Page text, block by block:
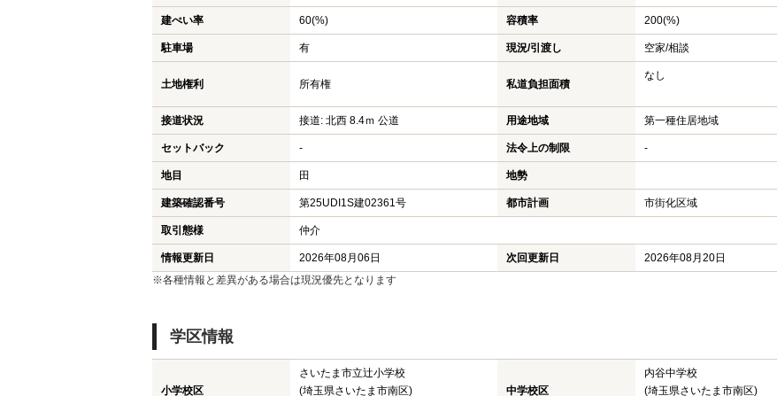
建ぺい率 60(%) 容積率 200(%)
駐車場 有 現況/引渡し 空家/相談
土地権利 所有権 私道負担面積
なし
接道状況 接道: 北西 8.4ｍ 公道 用途地域 第一種住居地域
セットバック - 法令上の制限 -
地目 田 地勢
建築確認番号 第25UDI1S建02361号 都市計画 市街化区域
取引態様 仲介
情報更新日 2026年08月06日 次回更新日
2026年08月20日
※各種情報と差異がある場合は現況優先となります
学区情報
小学校区
さいたま市立辻小学校
(埼玉県さいたま市南区)
中学校区
内谷中学校
(埼玉県さいたま市南区)